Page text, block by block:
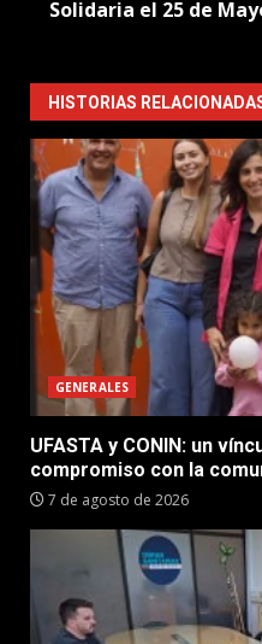
Solidaria el 25 de
HISTORIAS
GENERALES
UFASTA y CONIN: un
compromiso con la
7 de agosto de 2026